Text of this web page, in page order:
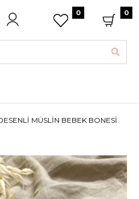
0 0
MÜSLIN BEBEK BONESI